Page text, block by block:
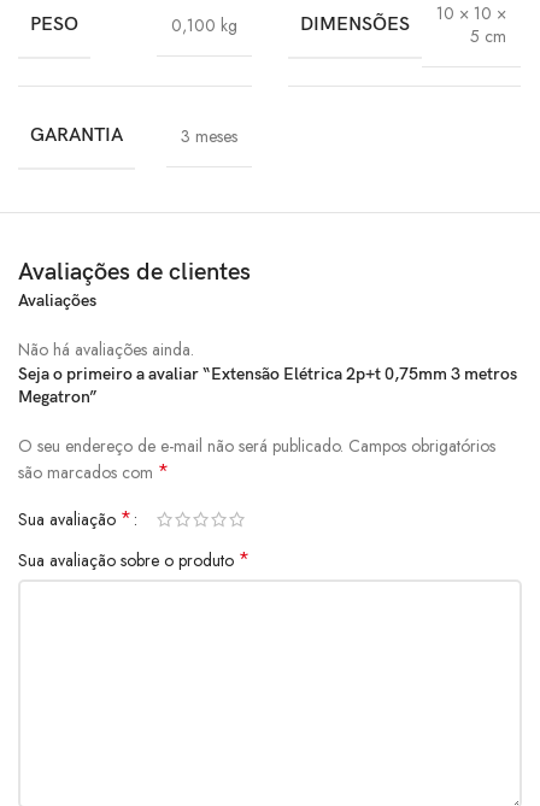
PESO 0,100 kg DIMENSÕES
10 × 10 ×
5 cm
GARANTIA 3 meses
Avaliações de clientes
Avaliações
Não há avaliações ainda.
Seja o primeiro a avaliar “Extensão Elétrica 2p+t 0,75mm 3 metros
Megatron”
O seu endereço de e-mail não será publicado. Campos obrigatórios
são marcados com *
Sua avaliação *
Sua avaliação sobre o produto *